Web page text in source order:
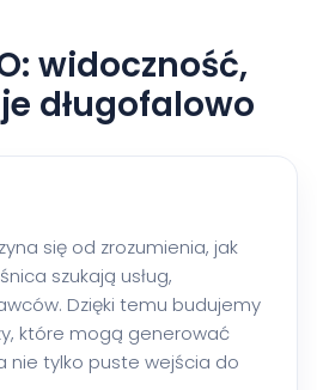
widoczność,
długofalowo
się od zrozumienia, jak
szukają usług,
Dzięki temu budujemy
które mogą generować
nie tylko puste wejścia do